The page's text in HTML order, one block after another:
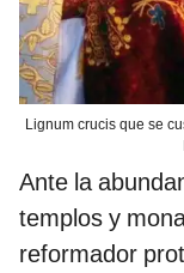
Lignum crucis que se
Ante la
templos y
reformador